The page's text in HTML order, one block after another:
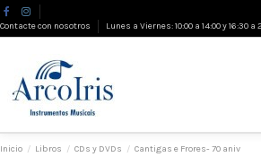
Contacte con nosotros Lunes a Viernes: 10:00 a 14:00 y 16:30 a
Inicio Libros CDs y DVDs Cantigas e Frores- 70 aniv